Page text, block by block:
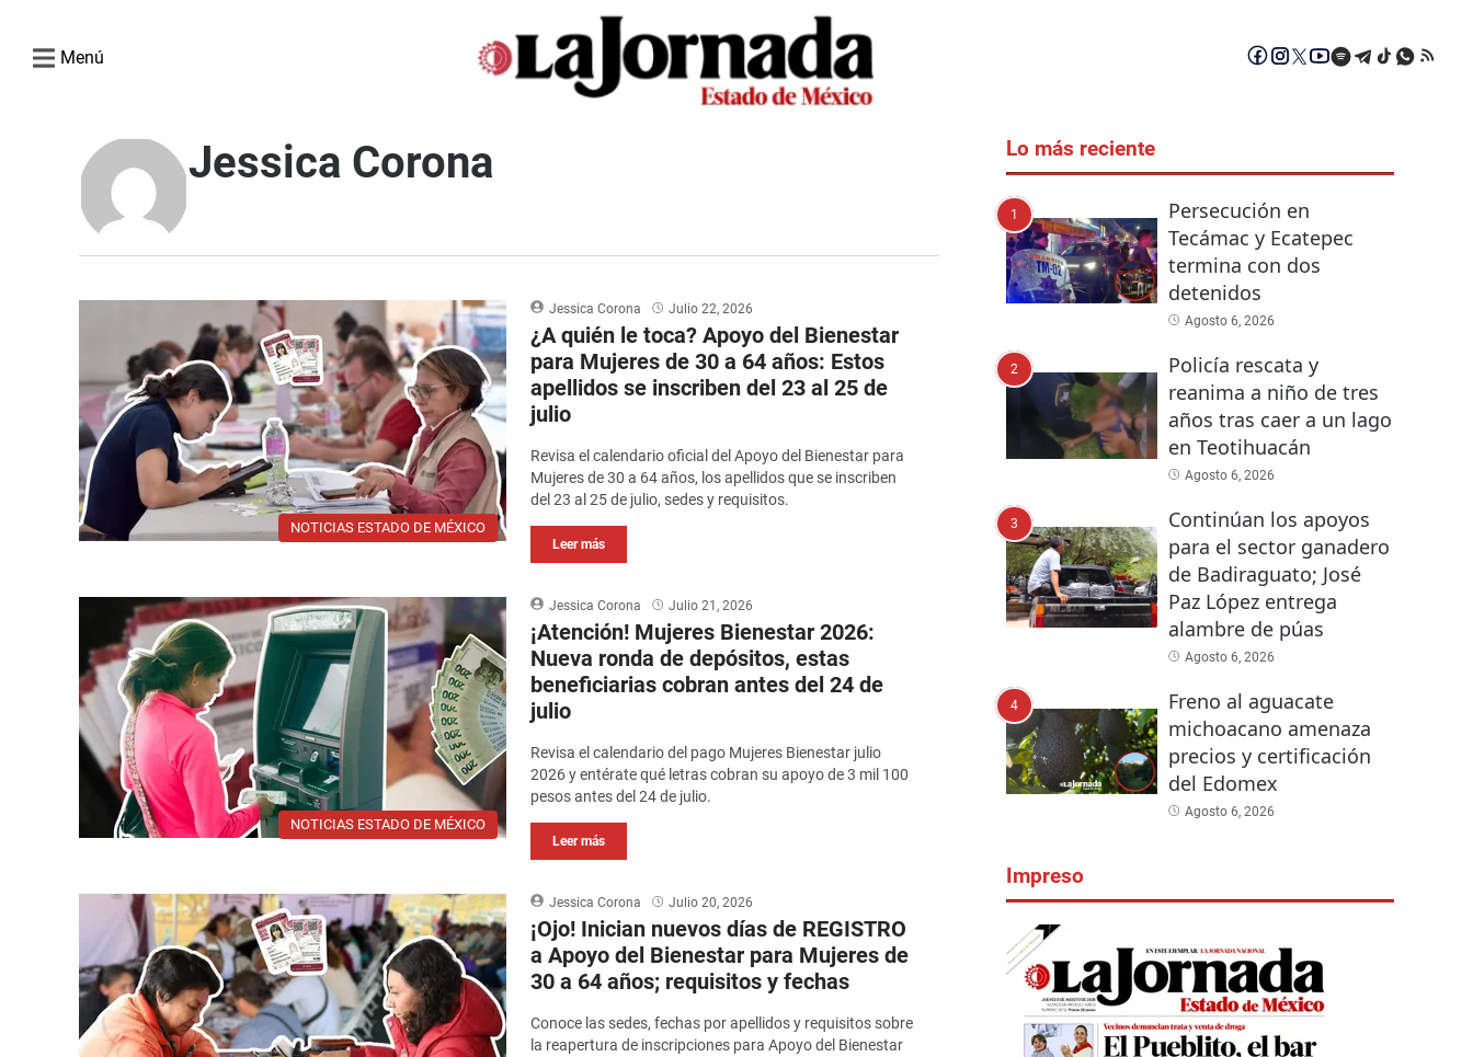
Menú
Jessica Corona
NOTICIAS ESTADO DE MÉXICO
Jessica Corona Julio 22, 2026
¿A quién le toca? Apoyo del Bienestar
para Mujeres de 30 a 64 años: Estos
apellidos se inscriben del 23 al 25 de
julio
Revisa el calendario oficial del Apoyo del Bienestar para
Mujeres de 30 a 64 años, los apellidos que se inscriben
del 23 al 25 de julio, sedes y requisitos.
Leer más
NOTICIAS ESTADO DE MÉXICO
Jessica Corona Julio 21, 2026
¡Atención! Mujeres Bienestar 2026:
Nueva ronda de depósitos, estas
beneficiarias cobran antes del 24 de
julio
Revisa el calendario del pago Mujeres Bienestar julio
2026 y entérate qué letras cobran su apoyo de 3 mil 100
pesos antes del 24 de julio.
Leer más
Jessica Corona Julio 20, 2026
¡Ojo! Inician nuevos días de REGISTRO
a Apoyo del Bienestar para Mujeres de
30 a 64 años; requisitos y fechas
Conoce las sedes, fechas por apellidos y requisitos sobre
la reapertura de inscripciones para Apoyo del Bienestar
Lo más reciente
1
Persecución en
Tecámac y Ecatepec
termina con dos
detenidos
Agosto 6, 2026
2
Policía rescata y
reanima a niño de tres
años tras caer a un lago
en Teotihuacán
Agosto 6, 2026
3
Continúan los apoyos
para el sector ganadero
de Badiraguato; José
Paz López entrega
alambre de púas
Agosto 6, 2026
4
Freno al aguacate
michoacano amenaza
precios y certificación
del Edomex
Agosto 6, 2026
Impreso